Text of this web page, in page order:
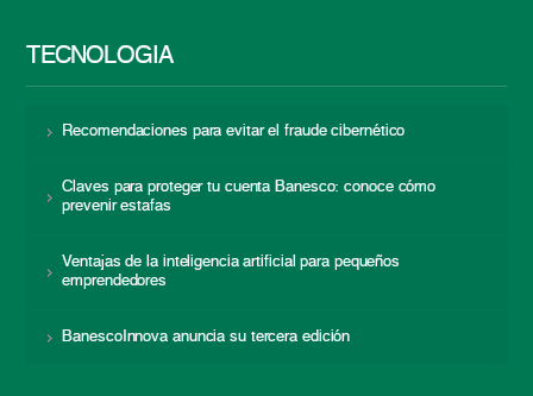
TECNOLOGÍA
Recomendaciones para evitar el fraude cibernético
Claves para proteger tu cuenta Banesco: conoce cómo
prevenir estafas
Ventajas de la inteligencia artificial para pequeños
emprendedores
BanescoInnova anuncia su tercera edición